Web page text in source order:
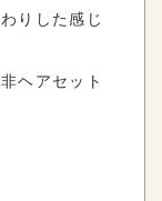
りした感じ
ヘアセット